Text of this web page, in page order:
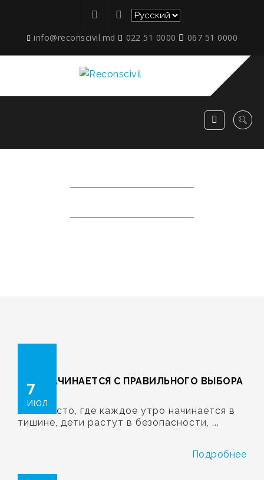
info@reconscivil.md 022 51 0000 067 51 0000
7
ИЮЛ
ДОМ НАЧИНАЕТСЯ С ПРАВИЛЬНОГО ВЫБОРА
Есть место, где каждое утро начинается в
тишине, дети растут в безопасности, ...
Подробнее